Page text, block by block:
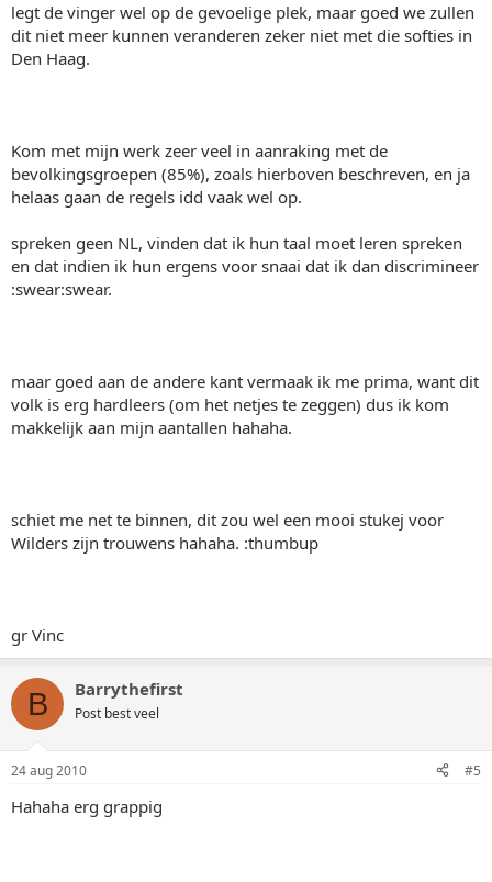
legt de vinger wel op de gevoelige plek, maar goed we zullen
dit niet meer kunnen veranderen zeker niet met die softies in
Den Haag.
Kom met mijn werk zeer veel in aanraking met de
bevolkingsgroepen (85%), zoals hierboven beschreven, en ja
helaas gaan de regels idd vaak wel op.
spreken geen NL, vinden dat ik hun taal moet leren spreken
en dat indien ik hun ergens voor snaai dat ik dan discrimineer
:swear:swear.
maar goed aan de andere kant vermaak ik me prima, want dit
volk is erg hardleers (om het netjes te zeggen) dus ik kom
makkelijk aan mijn aantallen hahaha.
schiet me net te binnen, dit zou wel een mooi stukej voor
Wilders zijn trouwens hahaha. :thumbup
gr Vinc
B Barrythefirst
Post best veel
24 aug 2010 #5
Hahaha erg grappig